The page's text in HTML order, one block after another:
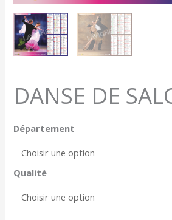
DANSE DE
Département
Qualité